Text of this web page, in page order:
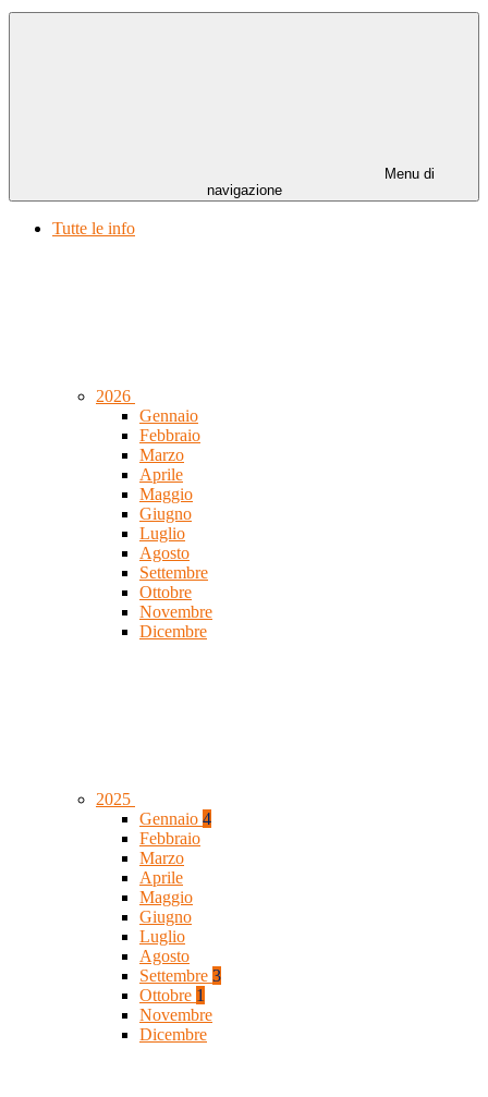
Menu di
navigazione
Tutte le info
2026
Gennaio
Febbraio
Marzo
Aprile
Maggio
Giugno
Luglio
Agosto
Settembre
Ottobre
Novembre
Dicembre
2025
Gennaio 4
Febbraio
Marzo
Aprile
Maggio
Giugno
Luglio
Agosto
Settembre 3
Ottobre 1
Novembre
Dicembre